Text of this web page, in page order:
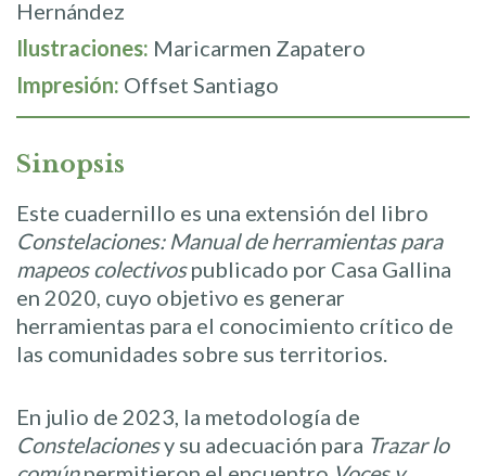
Hernández
Ilustraciones: Maricarmen Zapatero
Impresión: Offset Santiago
Sinopsis
Este cuadernillo es una extensión del libro
Constelaciones: Manual de herramientas para
mapeos colectivospublicado por Casa Gallina
en 2020, cuyo objetivo es generar
herramientas para el conocimiento crítico de
las comunidades sobre sus territorios.
En julio de 2023, la metodología de
Constelacionesy su adecuación para Trazar lo